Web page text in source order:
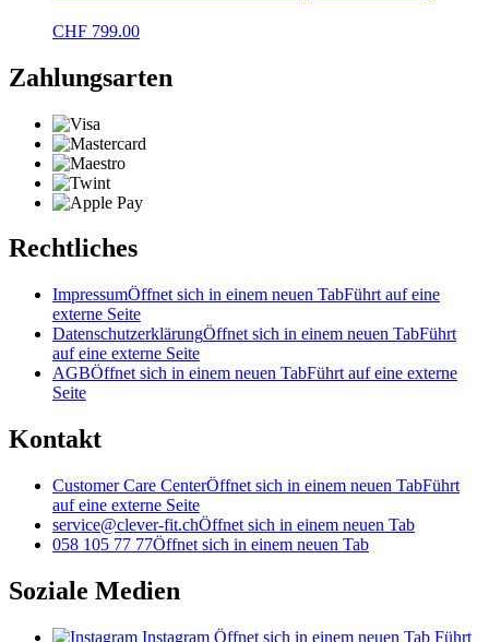
CHF 799.00
Zahlungsarten
Rechtliches
ImpressumÖffnet sich in einem neuen TabFührt auf eine
externe Seite
DatenschutzerklärungÖffnet sich in einem neuen TabFührt
auf eine externe Seite
AGBÖffnet sich in einem neuen TabFührt auf eine externe
Seite
Kontakt
Customer Care CenterÖffnet sich in einem neuen TabFührt
auf eine externe Seite
service@clever-fit.chÖffnet sich in einem neuen Tab
058 105 77 77Öffnet sich in einem neuen Tab
Soziale Medien
Instagram Öffnet sich in einem neuen Tab Führt